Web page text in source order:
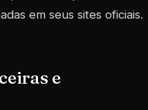
em seus sites oficiais.
e